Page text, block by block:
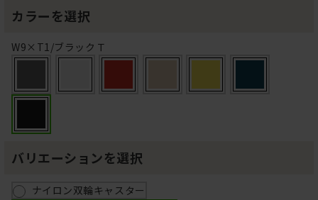
カラーを選択
W9×T1/ブラックＴ
バリエーションを選択
ナイロン双輪キャスター